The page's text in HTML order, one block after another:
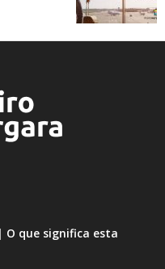
O que significa esta